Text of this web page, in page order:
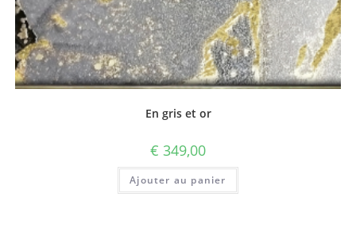
En gris et or
€ 349,00
Ajouter au panier